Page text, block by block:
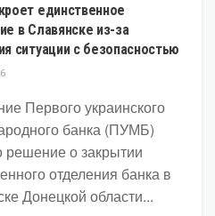
единственное
в Славянске из-за
ситуации с безопасностью
Первого украинского
банка (ПУМБ)
решение о закрытии
отделения банка в
Донецкой области...